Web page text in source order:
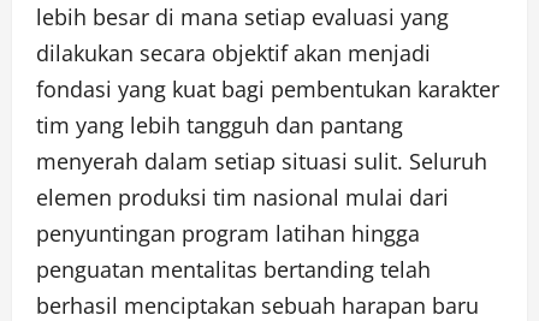
lebih besar di mana setiap evaluasi yang
dilakukan secara objektif akan menjadi
fondasi yang kuat bagi pembentukan karakter
tim yang lebih tangguh dan pantang
menyerah dalam setiap situasi sulit. Seluruh
elemen produksi tim nasional mulai dari
penyuntingan program latihan hingga
penguatan mentalitas bertanding telah
berhasil menciptakan sebuah harapan baru